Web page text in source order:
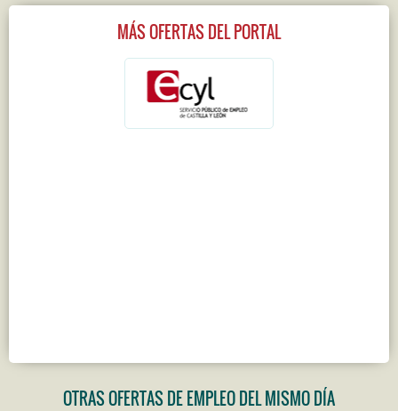
MÁS OFERTAS DEL PORTAL
OTRAS OFERTAS DE EMPLEO DEL MISMO DÍA